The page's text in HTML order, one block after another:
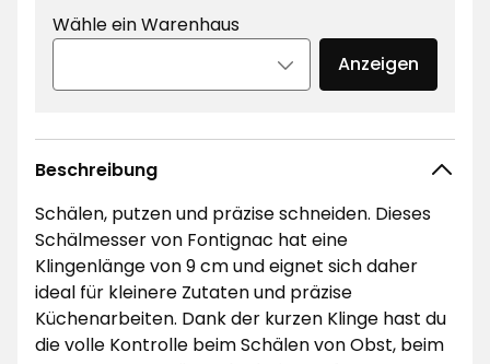
Wähle ein Warenhaus
Anzeigen
Beschreibung
Schälen, putzen und präzise schneiden. Dieses
Schälmesser von Fontignac hat eine
Klingenlänge von 9 cm und eignet sich daher
ideal für kleinere Zutaten und präzise
Küchenarbeiten. Dank der kurzen Klinge hast du
die volle Kontrolle beim Schälen von Obst, beim